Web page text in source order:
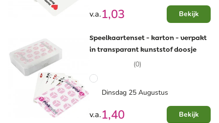
v.a.1,03 Bekijk
Speelkaartenset - karton - verpakt
in transparant kunststof doosje
(0)
Dinsdag 25 Augustus
v.a.1,40 Bekijk